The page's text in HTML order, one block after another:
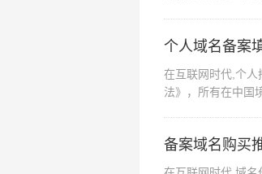
个人域名备案
在互联网时代,个
法》，所有在中国
备案域名购买